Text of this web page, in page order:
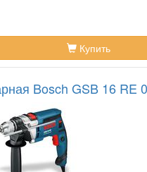
Купить
Bosch GSB 16 RE